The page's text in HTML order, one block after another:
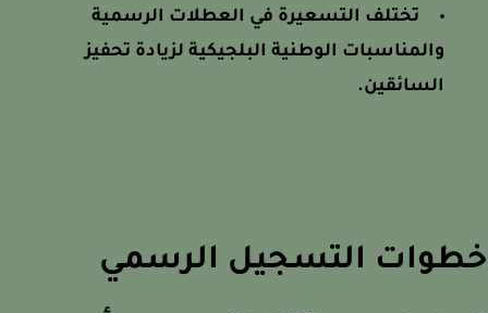
تختلف التسعيرة في العطلات الرسمية
والمناسبات الوطنية البلجيكية لزيادة تحفيز
السائقين.
التسجيل الرسمي